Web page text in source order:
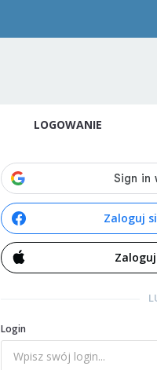
LOGOWANIE
Zaloguj
Login